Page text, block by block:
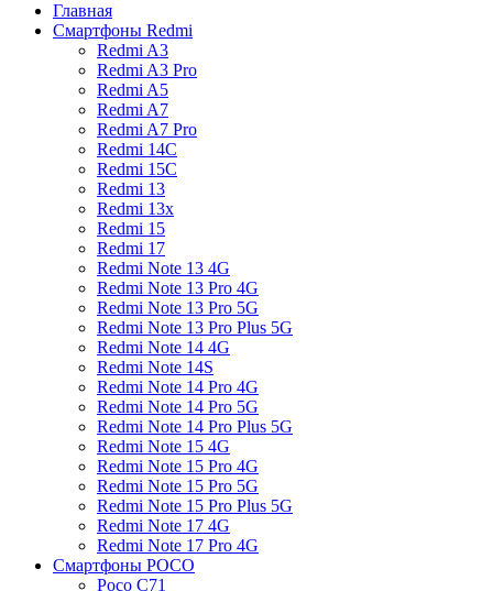
Главная
Смартфоны Redmi
Redmi A3
Redmi A3 Pro
Redmi A5
Redmi A7
Redmi A7 Pro
Redmi 14C
Redmi 15C
Redmi 13
Redmi 13x
Redmi 15
Redmi 17
Redmi Note 13 4G
Redmi Note 13 Pro 4G
Redmi Note 13 Pro 5G
Redmi Note 13 Pro Plus 5G
Redmi Note 14 4G
Redmi Note 14S
Redmi Note 14 Pro 4G
Redmi Note 14 Pro 5G
Redmi Note 14 Pro Plus 5G
Redmi Note 15 4G
Redmi Note 15 Pro 4G
Redmi Note 15 Pro 5G
Redmi Note 15 Pro Plus 5G
Redmi Note 17 4G
Redmi Note 17 Pro 4G
Смартфоны POCO
Poco C71